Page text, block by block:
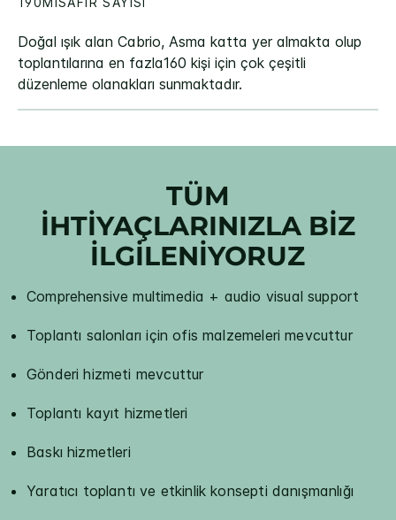
Doğal ışık alan Cabrio, Asma katta yer almakta olup
toplantılarına en fazla160 kişi için çok çeşitli
düzenleme olanakları sunmaktadır.
TÜM
İHTİYAÇLARINIZLA BİZ
İLGİLENİYORUZ
Comprehensive multimedia + audio visual support
Toplantı salonları için ofis malzemeleri mevcuttur
Gönderi hizmeti mevcuttur
Toplantı kayıt hizmetleri
Baskı hizmetleri
Yaratıcı toplantı ve etkinlik konsepti danışmanlığı